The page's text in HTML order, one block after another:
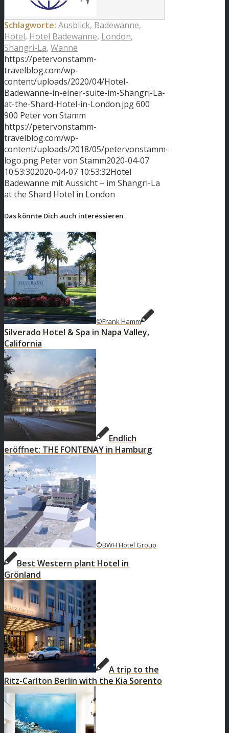
Schlagworte: Ausblick, Badewanne,
Hotel, Hotel Badewanne, London,
Shangri-La, Wanne
https://petervonstamm-
travelblog.com/wp-
content/uploads/2020/04/Hotel-
Badewanne-in-einer-suite-im-Shangri-La-
at-the-Shard-Hotel-in-London.jpg600
900 Peter von Stamm
https://petervonstamm-
travelblog.com/wp-
content/uploads/2018/05/petervonstamm-
logo.png Peter von Stamm2020-04-07
10:53:302020-04-07 10:53:32Hotel
Badewanne mit Aussicht – im Shangri-La
at the Shard Hotel in London
Das könnte Dich auch interessieren
©Frank Hamm
Silverado Hotel & Spa in Napa Valley,
California
Endlich
eröffnet: THE FONTENAY in Hamburg
©BWH Hotel Group
Best Western plant Hotel in
Grönland
A trip to the
Ritz-Carlton Berlin with the Kia Sorento